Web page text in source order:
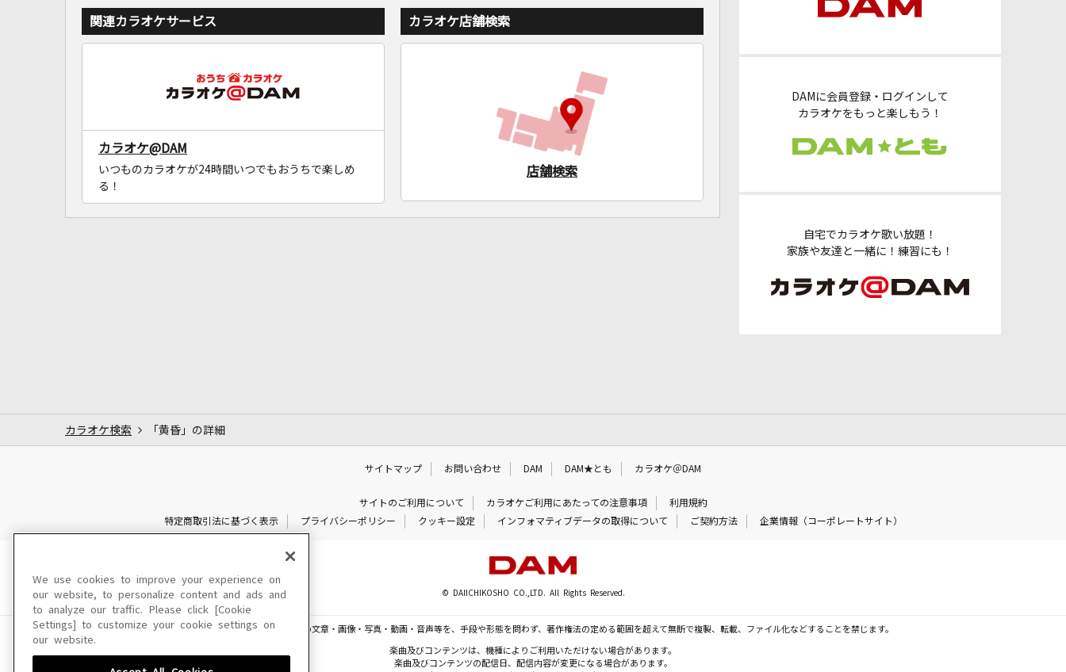
DAMに会員登録・ログインして
カラオケをもっと楽しもう！
自宅でカラオケ歌い放題！
家族や友達と一緒に！練習にも！
関連カラオケサービス
カラオケ@DAM
いつものカラオケが24時間いつでもおうちで楽しめ
る！
カラオケ店舗検索
店舗検索
カラオケ検索 「黄昏」の詳細
サイトマップ お問い合わせ DAM DAM★とも カラオケ＠DAM
サイトのご利用について カラオケご利用にあたっての注意事項
利用規約
特定商取引法に基づく表示
プライバシーポリシー クッキー設定 インフォマティブデータの取得について ご契約方法 企業情報（コーポレートサイト）
© DAIICHIKOSHO CO.,LTD. All Rights Reserved.
このサイトに掲載されている一切の文章・画像・写真・動画・音声等を、手段や形態を問わず、著作権法の定める範囲を超えて無断で複製、転載、ファイル化などすることを禁じます。
楽曲及びコンテンツは、機種によりご利用いただけない場合があります。
楽曲及びコンテンツの配信日、配信内容が変更になる場合があります。
We use cookies to improve your experience on
our website, to personalize content and ads and
to analyze our traffic. Please click [Cookie
Settings] to customize your cookie settings on
our website.